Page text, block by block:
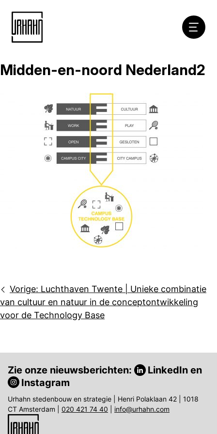
Naar
Midden-en-noord Nederland2
Bericht
navigatie
Vorige: Luchthaven Twente | Unieke combinatie
van cultuur en natuur in de conceptontwikkeling
voor de Technology Base
Zie onze nieuwsberichten: LinkedIn en
Instagram
Urhahn stedenbouw en strategie | Henri Polaklaan 42 | 1018
CT Amsterdam | 020 421 74 40 info@urhahn.com